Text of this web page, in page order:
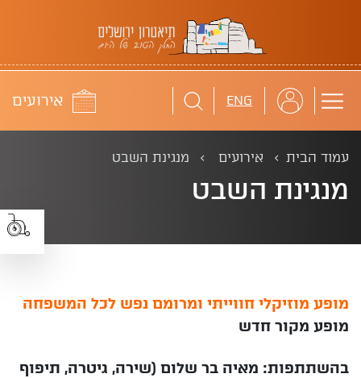
תיאטרון ירושלים
ENG לוח
אירועים
עמוד הבית אירועים מנגינת השבט
מנגינת השבט
מופע מוזיקלי חווייתי ומרומם נפש לכל המשפחה
מופע מקור חדש
בהשתתפות: מאיה בר שלום (שירה, גיטרה, תיפוף